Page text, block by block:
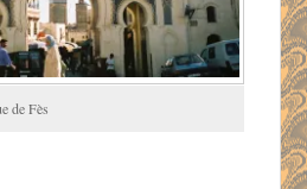
de Fès